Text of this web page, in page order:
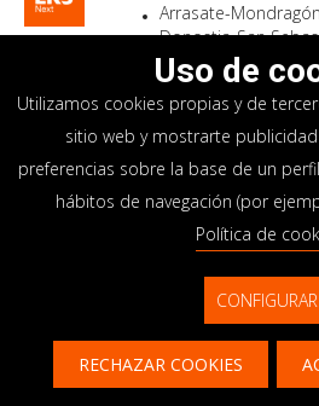
Arrasate-Mondragón
Donostia-San
Madrid
El
SEDE SOCIAL
Goiru, 7 Arrasate-
CP 20500 GIPUZKOA –
+34 900 84 14 14
info@lksnext.com
Aviso legal
Política de cookies
Uso de
Utilizamos cookies propias y de
sitio web y mostrarte
preferencias sobre la base de un
hábitos de navegación (por
Política de
CONFIGURAR
RECHAZAR COOKIES